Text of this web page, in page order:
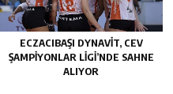
ECZACIBAŞI DYNAVIT, CEV
ŞAMPIYONLAR LIGI’NDE SAHNE
ALIYOR